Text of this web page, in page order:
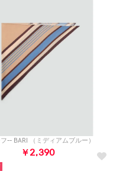
-- BARI （ミディアムブルー）
￥2,390